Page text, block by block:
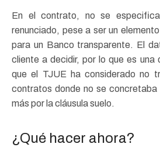
En el contrato, no se
renunciado, pese a ser un
para un Banco transparente. El
cliente a decidir, por lo que es una
que el TJUE ha considerado no
contratos donde no se
más por la cláusula suelo.
¿Qué hacer ahora?